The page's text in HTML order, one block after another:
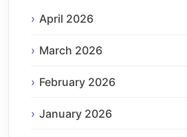
April 2026
March 2026
February 2026
January 2026